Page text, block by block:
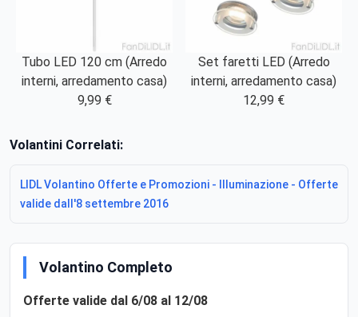
Tubo LED 120 cm (Arredo
interni, arredamento casa)
9,99 €
Set faretti LED (Arredo
interni, arredamento casa)
12,99 €
Volantini Correlati:
LIDL Volantino Offerte e Promozioni - Illuminazione - Offerte
valide dall'8 settembre 2016
Volantino Completo
Offerte valide dal 6/08 al 12/08